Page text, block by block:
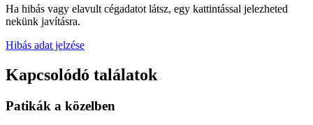
Ha hibás vagy elavult cégadatot látsz, egy kattintással jelezheted
nekünk javításra.
Hibás adat jelzése
Kapcsolódó találatok
Patikák a közelben